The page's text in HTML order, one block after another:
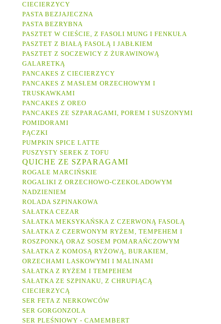
CIECIERZYCY
PASTA BEZJAJECZNA
PASTA BEZRYBNA
PASZTET W CIEŚCIE, Z FASOLI MUNG I FENKUŁA
PASZTET Z BIAŁĄ FASOLĄ I JABŁKIEM
PASZTET Z SOCZEWICY Z ŻURAWINOWĄ
GALARETKĄ
PANCAKES Z CIECIERZYCY
PANCAKES Z MASŁEM ORZECHOWYM I
TRUSKAWKAMI
PANCAKES Z OREO
PANCAKES ZE SZPARAGAMI, POREM I SUSZONYMI
POMIDORAMI
PĄCZKI
PUMPKIN SPICE LATTE
PUSZYSTY SEREK Z TOFU
QUICHE ZE SZPARAGAMI
ROGALE MARCIŃSKIE
ROGALIKI Z ORZECHOWO-CZEKOLADOWYM
NADZIENIEM
ROLADA SZPINAKOWA
SAŁATKA CEZAR
SAŁATKA MEKSYKAŃSKA Z CZERWONĄ FASOLĄ
SAŁATKA Z CZERWONYM RYŻEM, TEMPEHEM I
ROSZPONKĄ ORAZ SOSEM POMARAŃCZOWYM
SAŁATKA Z KOMOSĄ RYŻOWĄ, BURAKIEM,
ORZECHAMI LASKOWYMI I MALINAMI
SAŁATKA Z RYŻEM I TEMPEHEM
SAŁATKA ZE SZPINAKU, Z CHRUPIĄCĄ
CIECIERZYCĄ
SER FETA Z NERKOWCÓW
SER GORGONZOLA
SER PLEŚNIOWY - CAMEMBERT